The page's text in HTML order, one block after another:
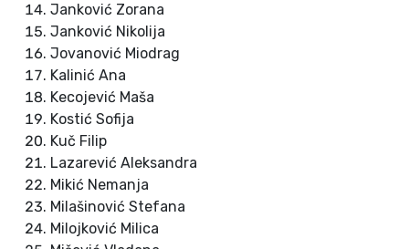
Janković Zorana
Janković Nikolija
Jovanović Miodrag
Kalinić Ana
Kecojević Maša
Kostić Sofija
Kuč Filip
Lazarević Aleksandra
Mikić Nemanja
Milašinović Stefana
Milojković Milica